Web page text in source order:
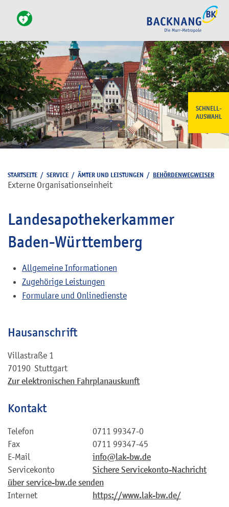
SCHNELL-
AUSWAHL
STARTSEITE / SERVICE / ÄMTER UND LEISTUNGEN / BEHÖRDENWEGWEISER
Externe Organisationseinheit
Landesapothekerkammer
Baden-Württemberg
Allgemeine Informationen
Zugehörige Leistungen
Formulare und Onlinedienste
Hausanschrift
Villastraße 1
70190 Stuttgart
Zur elektronischen Fahrplanauskunft
Kontakt
Telefon
0711 99347-0
Fax
0711 99347-45
E-Mail
info@lak-bw.de
Servicekonto
Sichere Servicekonto-Nachricht
über service-bw.de senden
Internet https://www.lak-bw.de/